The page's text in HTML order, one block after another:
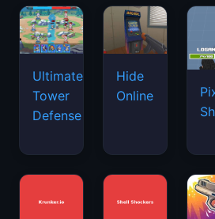
Ultimate
Tower
Defense
Hide
Online